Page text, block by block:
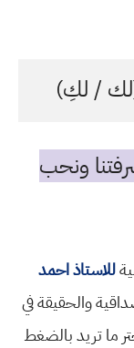
(لك / لكِ)
ونحب
للاستاذ احمد
والحقيقة في
ما تريد بالضغط